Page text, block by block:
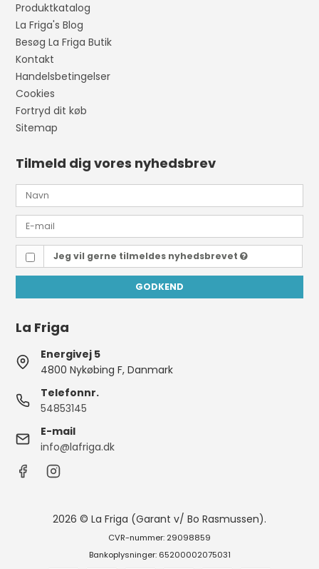
Produktkatalog
La Friga's Blog
Besøg La Friga Butik
Kontakt
Handelsbetingelser
Cookies
Fortryd dit køb
Sitemap
Tilmeld dig vores nyhedsbrev
Jeg vil gerne tilmeldes nyhedsbrevet
GODKEND
La Friga
Energivej 5
4800 Nykøbing F, Danmark
Telefonnr.
54853145
E-mail
info@lafriga.dk
2026 © La Friga (Garant v/ Bo Rasmussen).
CVR-nummer: 29098859
Bankoplysninger: 65200002075031